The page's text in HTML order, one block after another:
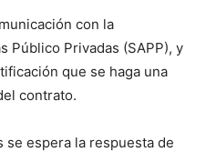
con la
Público Privadas (SAPP), y
que se haga una
contrato.
se espera la respuesta de